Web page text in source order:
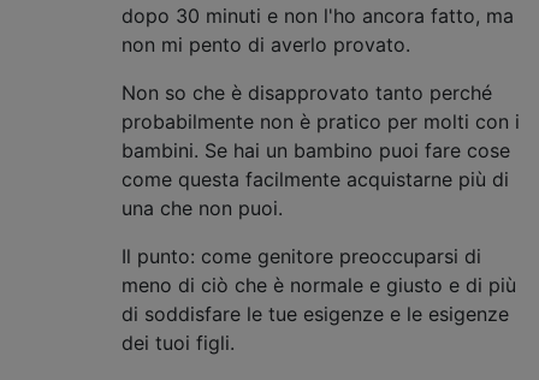
dopo 30 minuti e non l'ho ancora fatto, ma
non mi pento di averlo provato.
Non so che è disapprovato tanto perché
probabilmente non è pratico per molti con i
bambini. Se hai un bambino puoi fare cose
come questa facilmente acquistarne più di
una che non puoi.
Il punto: come genitore preoccuparsi di
meno di ciò che è normale e giusto e di più
di soddisfare le tue esigenze e le esigenze
dei tuoi figli.